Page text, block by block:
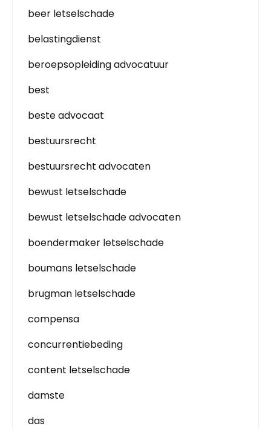
beer letselschade
belastingdienst
beroepsopleiding advocatuur
best
beste advocaat
bestuursrecht
bestuursrecht advocaten
bewust letselschade
bewust letselschade advocaten
boendermaker letselschade
boumans letselschade
brugman letselschade
compensa
concurrentiebeding
content letselschade
damste
das